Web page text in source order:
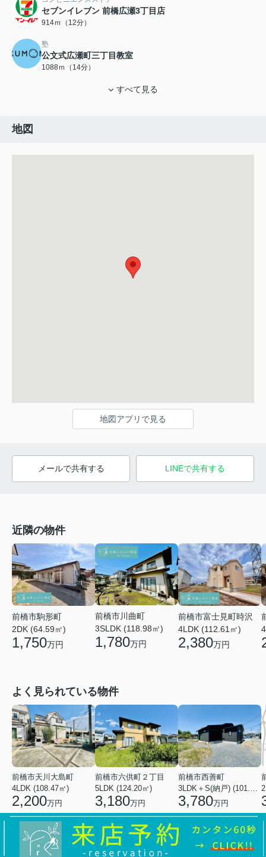
セブンイレブン 前橋広瀬3丁目店
914ｍ（12分）
塾
公文式広瀬町三丁目教室
1088ｍ（14分）
すべて見る
地図
地図アプリで見る
メールで共有する LINEで共有する
近隣の物件
前橋市駒形町
2DK (64.59㎡)
1,750万円
前橋市川曲町
3SLDK (118.98㎡)
1,780万円
前橋市富士見町時沢
4LDK (112.61㎡)
2,380万円
よく見られている物件
前橋市天川大島町
4LDK (108.47㎡)
2,200万円
前橋市六供町２丁目
5LDK (124.20㎡)
3,180万円
前橋市西善町
3,780万円